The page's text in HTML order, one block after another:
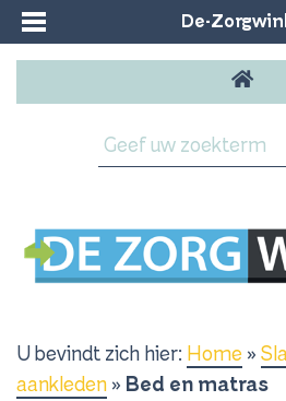
De-
U bevindt zich hier: Home »
aankleden » Bed en matras